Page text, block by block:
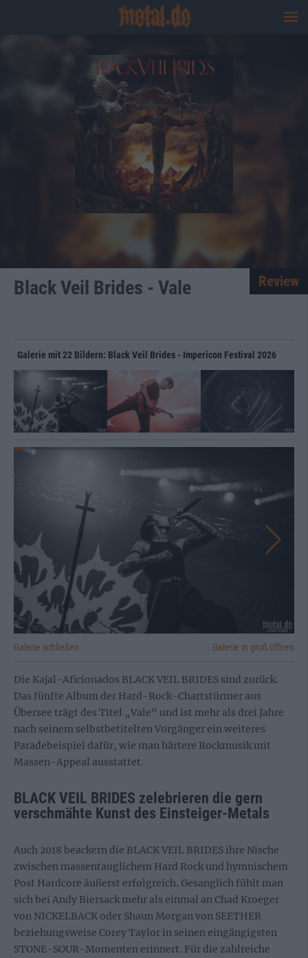
Black Veil Brides - Vale Review
Galerie mit 22 Bildern: Black Veil Brides - Impericon Festival 2026
Galerie schließen Galerie in groß öffnen
Die Kajal-Aficionados BLACK VEIL BRIDES sind zurück.
Das fünfte Album der Hard-Rock-Chartstürmer aus
Übersee trägt des Titel „Vale“ und ist mehr als drei Jahre
nach seinem selbstbetitelten Vorgänger ein weiteres
Paradebeispiel dafür, wie man härtere Rockmusik mit
Massen-Appeal ausstattet.
BLACK VEIL BRIDES zelebrieren die gern
verschmähte Kunst des Einsteiger-Metals
Auch 2018 beackern die BLACK VEIL BRIDES ihre Nische
zwischen massentauglichem Hard Rock und hymnischem
Post Hardcore äußerst erfolgreich. Gesanglich fühlt man
sich bei Andy Biersack mehr als einmal an Chad Kroeger
von NICKELBACK oder Shaun Morgan von SEETHER
beziehungsweise Corey Taylor in seinen eingängigsten
STONE-SOUR-Momenten erinnert. Für die zahlreiche